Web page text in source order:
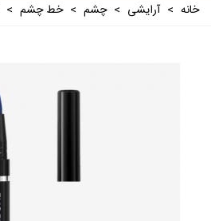
خانه > آرايشی > چشم > خط چشم >